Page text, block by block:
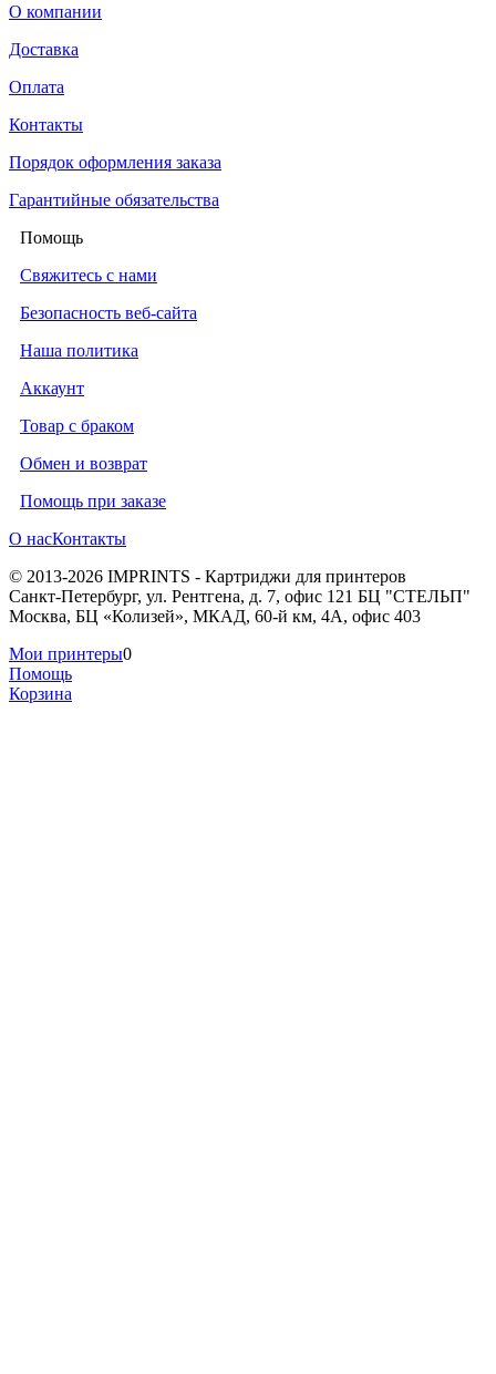
О компании
Доставка
Оплата
Контакты
Порядок оформления заказа
Гарантийные обязательства
Помощь
Свяжитесь с нами
Безопасность веб-сайта
Наша политика
Аккаунт
Товар с браком
Обмен и возврат
Помощь при заказе
О насКонтакты
© 2013-2026 IMPRINTS - Картриджи для принтеров
Санкт-Петербург, ул. Рентгена, д. 7, офис 121 БЦ "СТЕЛЬП"
Москва, БЦ «Колизей», МКАД, 60-й км, 4А, офис 403
Мои принтеры0
Помощь
Корзина